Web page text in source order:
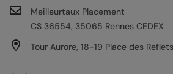
Meilleurtaux Placement
CS 36554, 35065 Rennes CEDEX
Tour Aurore, 18-19 Place des